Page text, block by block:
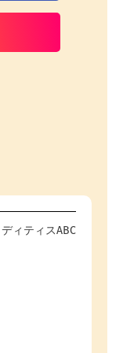
ディティスABC